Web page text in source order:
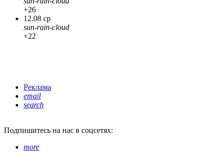
+26
12.08 ср
sun-rain-cloud
+22
Реклама
email
search
Подпишитесь на нас в соцсетях:
more